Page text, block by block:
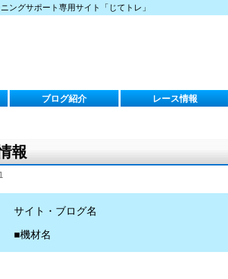
ングサポート専用サイト「じてトレ」
ブログ紹介 レース情報
報
サイト・ブログ名
■機材名